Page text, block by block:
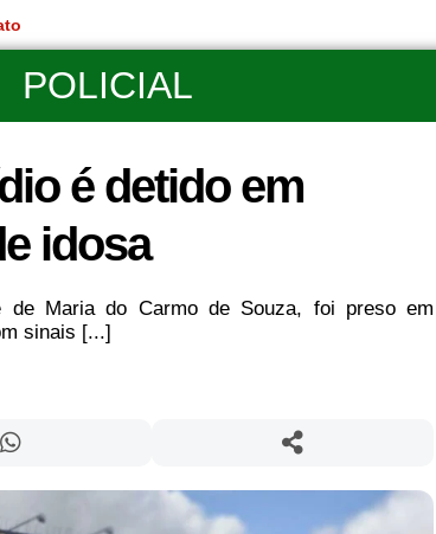
POLICIAL
é detido em
idosa
de Maria do Carmo de Souza, foi preso em
sinais [...]